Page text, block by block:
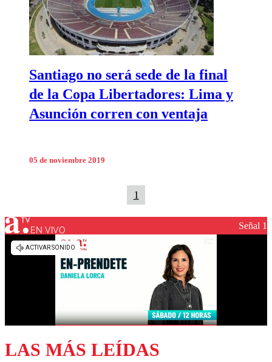
Santiago no será sede de la final
de la Copa Libertadores: Lima y
Asunción corren con ventaja
05 de noviembre 2019
1
EN VIVO Señal 1
LAS MÁS LEÍDAS